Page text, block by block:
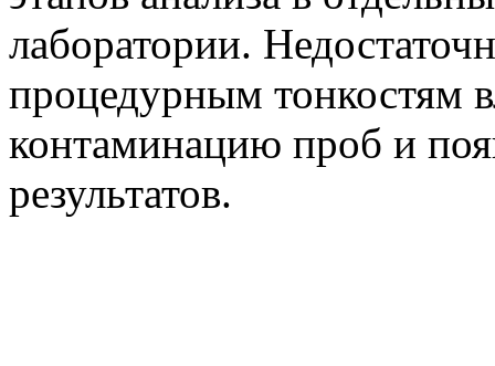
лаборатории.
процедурным тонкостям
контаминацию проб и
результатов.